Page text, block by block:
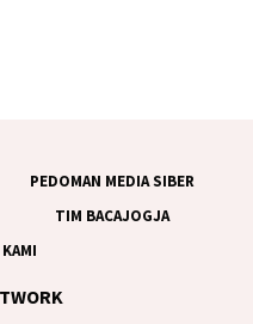
PEDOMAN MEDIA SIBER
TIM BACAJOGJA